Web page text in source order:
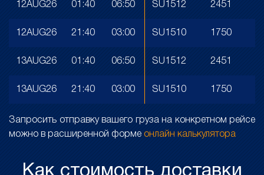
12AUG26 01:40 06:50 SU1512 2451
12AUG26 21:40 03:00 SU1510 1750
13AUG26 01:40 06:50 SU1512 2451
13AUG26 21:40 03:00 SU1510 1750
Запросить отправку вашего груза на конкретном рейсе
можно в расширенной форме онлайн калькулятора
Как стоимость доставки